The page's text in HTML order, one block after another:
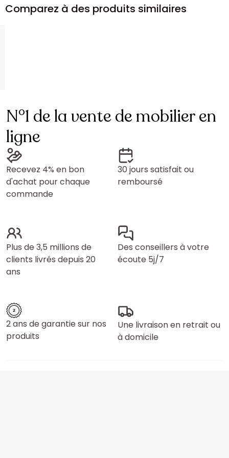
Comparez à des produits similaires
N°1 de la vente de mobilier en
ligne
Recevez 4% en bon
d'achat pour chaque
commande
30 jours satisfait ou
remboursé
Plus de 3,5 millions de
clients livrés depuis 20
ans
Des conseillers à votre
écoute 5j/7
2 ans de garantie sur nos
produits
Une livraison en retrait ou
à domicile